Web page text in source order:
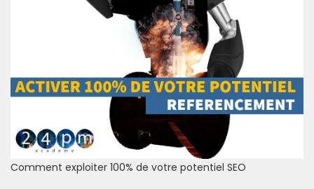
Comment exploiter 100% de votre potentiel SEO